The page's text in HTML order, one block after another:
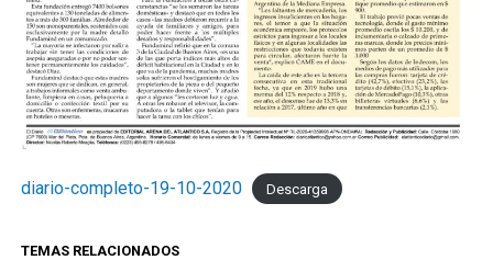
diario-completo-19-10-2020 Descarga
TEMAS RELACIONADOS